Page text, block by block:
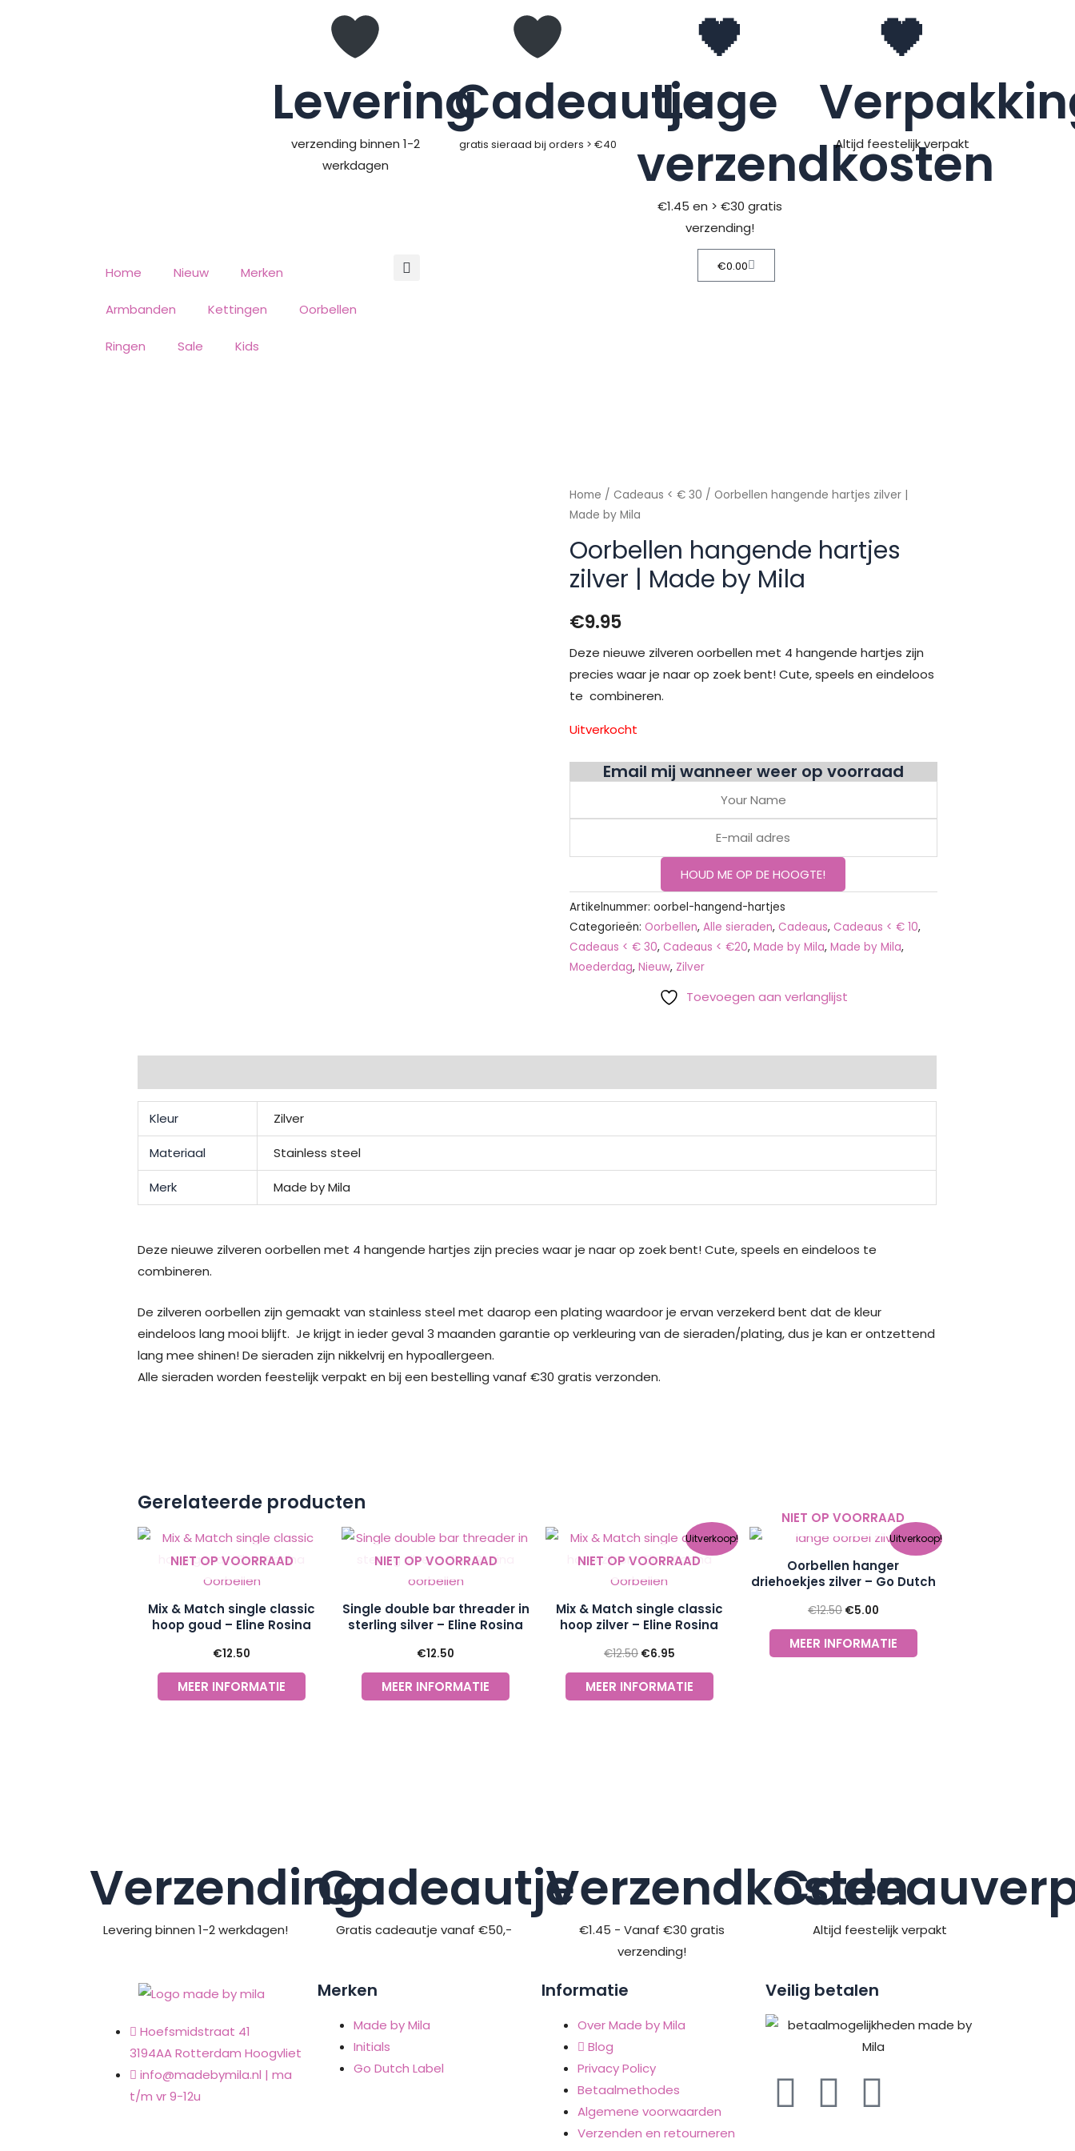
Levering
verzending binnen 1-2
werkdagen
Cadeautje
gratis sieraad bij orders > €40
🖤
Lage
verzendkosten
€1.45 en > €30 gratis
verzending!
🖤
Altijd feestelijk verpakt
Home Nieuw Merken
Armbanden Kettingen Oorbellen
Ringen Sale Kids
€0.00Winkelwagen
Home / Cadeaus < € 30 / Oorbellen hangende hartjes zilver |
Made by Mila
Oorbellen hangende hartjes
zilver | Made by Mila
€9.95
Deze nieuwe zilveren oorbellen met 4 hangende hartjes zijn
precies waar je naar op zoek bent! Cute, speels en eindeloos
te combineren.
Uitverkocht
Email mij wanneer weer op voorraad
Artikelnummer: oorbel-hangend-hartjes
Categorieën: Oorbellen, Alle sieraden, Cadeaus, Cadeaus < € 10,
Cadeaus < € 30, Cadeaus < €20, Made by Mila, Made by Mila,
Moederdag, Nieuw, Zilver
Toevoegen aan verlanglijst
Kleur Zilver
Materiaal Stainless steel
Merk Made by Mila
Deze nieuwe zilveren oorbellen met 4 hangende hartjes zijn precies waar je naar op zoek bent! Cute, speels en eindeloos te
combineren.
De zilveren oorbellen zijn gemaakt van stainless steel met daarop een plating waardoor je ervan verzekerd bent dat de kleur
eindeloos lang mooi blijft. Je krijgt in ieder geval 3 maanden garantie op verkleuring van de sieraden/plating, dus je kan er ontzettend
lang mee shinen! De sieraden zijn nikkelvrij en hypoallergeen.
Alle sieraden worden feestelijk verpakt en bij een bestelling vanaf €30 gratis verzonden.
Gerelateerde producten
NIET OP VOORRAAD
Mix & Match single classic
hoop goud – Eline Rosina
€12.50
MEER INFORMATIE
NIET OP VOORRAAD
Single double bar threader in
sterling silver – Eline Rosina
€12.50
MEER INFORMATIE
Uitverkoop!
NIET OP VOORRAAD
Mix & Match single classic
hoop zilver – Eline Rosina
€12.50
Oorspronkelijke
prijs
was:
€6.95
Huidige
prijs
is:
MEER INFORMATIE
Uitverkoop!
NIET OP VOORRAAD
Oorbellen hanger
driehoekjes zilver – Go Dutch
€12.50
Oorspronkelijke
prijs
was:
€12.50.
€5.00
Huidige
prijs
is:
€5.00.
MEER INFORMATIE
Verzending
Levering binnen 1-2 werkdagen!
Cadeautje
Gratis cadeautje vanaf €50,-
Verzendkosten
€1.45 - Vanaf €30 gratis
verzending!
Altijd feestelijk verpakt
Hoefsmidstraat 41
3194AA Rotterdam Hoogvliet
info@madebymila.nl | ma
t/m vr 9-12u
Merken
Made by Mila
Initials
Go Dutch Label
Informatie
Over Made by Mila
Blog
Privacy Policy
Betaalmethodes
Algemene voorwaarden
Verzenden en retourneren
Veilig betalen
F P I